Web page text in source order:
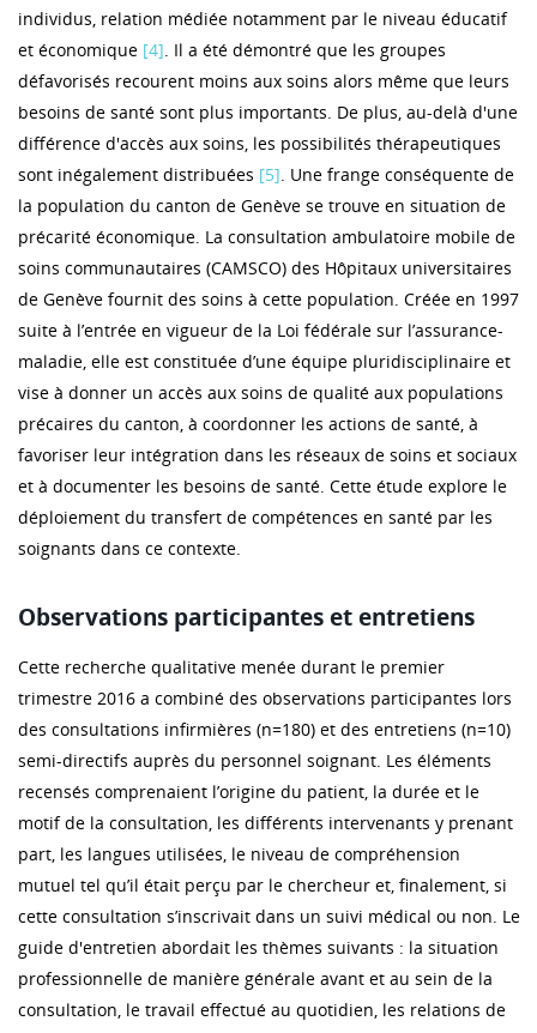
individus, relation médiée notamment par le niveau éducatif
et économique [4]. Il a été démontré que les groupes
défavorisés recourent moins aux soins alors même que leurs
besoins de santé sont plus importants. De plus, au-delà d'une
différence d'accès aux soins, les possibilités thérapeutiques
sont inégalement distribuées [5]. Une frange conséquente de
la population du canton de Genève se trouve en situation de
précarité économique. La consultation ambulatoire mobile de
soins communautaires (CAMSCO) des Hôpitaux universitaires
de Genève fournit des soins à cette population. Créée en 1997
suite à l’entrée en vigueur de la Loi fédérale sur l’assurance-
maladie, elle est constituée d’une équipe pluridisciplinaire et
vise à donner un accès aux soins de qualité aux populations
précaires du canton, à coordonner les actions de santé, à
favoriser leur intégration dans les réseaux de soins et sociaux
et à documenter les besoins de santé. Cette étude explore le
déploiement du transfert de compétences en santé par les
soignants dans ce contexte.
Observations participantes et entretiens
Cette recherche qualitative menée durant le premier
trimestre 2016 a combiné des observations participantes lors
des consultations infirmières (n=180) et des entretiens (n=10)
semi-directifs auprès du personnel soignant. Les éléments
recensés comprenaient l’origine du patient, la durée et le
motif de la consultation, les différents intervenants y prenant
part, les langues utilisées, le niveau de compréhension
mutuel tel qu’il était perçu par le chercheur et, finalement, si
cette consultation s’inscrivait dans un suivi médical ou non. Le
guide d'entretien abordait les thèmes suivants : la situation
professionnelle de manière générale avant et au sein de la
consultation, le travail effectué au quotidien, les relations de